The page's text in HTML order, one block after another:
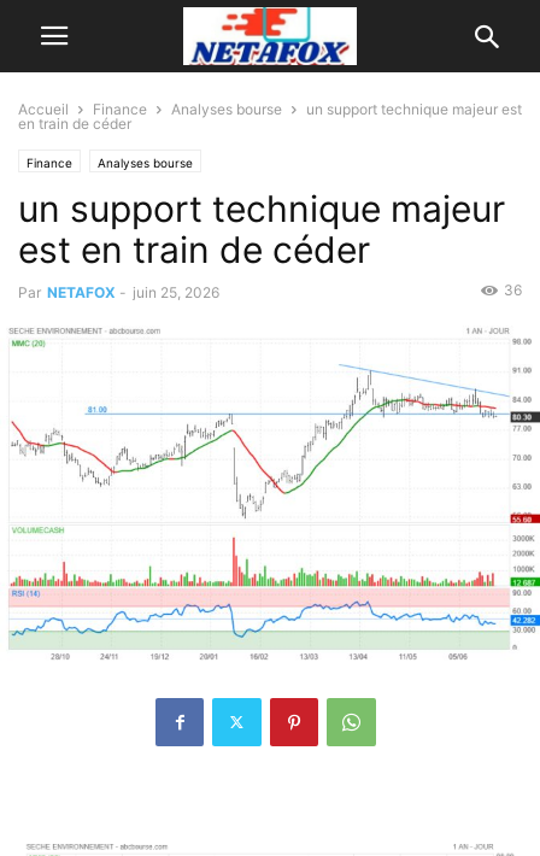
Accueil Finance Analyses bourse
un support technique majeur est
en train de céder
Finance Analyses bourse
un support technique majeur
est en train de céder
Par NETAFOX - juin 25, 2026 36